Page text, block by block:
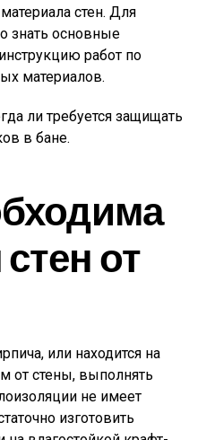
стен. Для
знать основные
работ по
материалов.
ли требуется защищать
в бане.
от
или находится на
от стены, выполнять
не имеет
изготовить